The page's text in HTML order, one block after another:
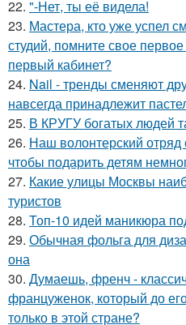
22. "-Нет, ты её видела!
23. Мастера, кто уже успел
студий, помните свое
первый кабинет?
24. Nail - тренды сменяют
навсегда принадлежит
25. В КРУГУ богатых людей
26. Наш волонтерский отряд
чтобы подарить детям
27. Какие улицы Москвы
туристов
28. Топ-10 идей маникюра
29. Обычная фольга для
она
30. Думаешь, френч -
француженок, который до
только в этой стране?